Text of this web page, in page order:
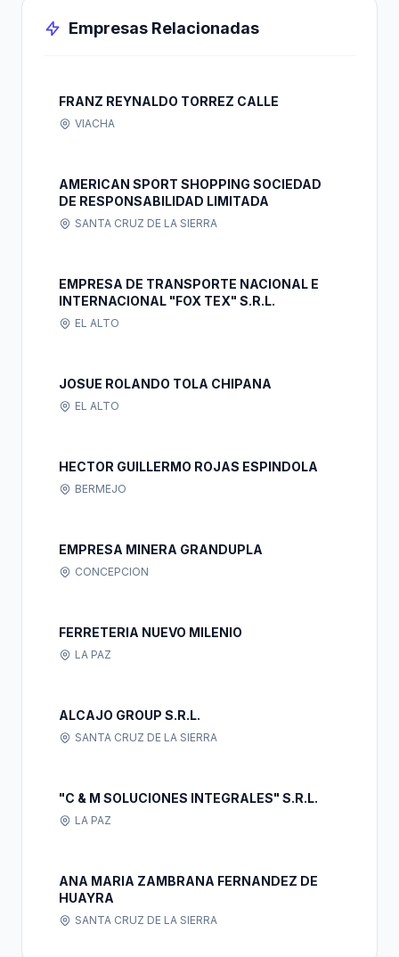
Empresas Relacionadas
FRANZ REYNALDO TORREZ CALLE
VIACHA
AMERICAN SPORT SHOPPING SOCIEDAD
DE RESPONSABILIDAD LIMITADA
SANTA CRUZ DE LA SIERRA
EMPRESA DE TRANSPORTE NACIONAL E
INTERNACIONAL "FOX TEX" S.R.L.
EL ALTO
JOSUE ROLANDO TOLA CHIPANA
EL ALTO
HECTOR GUILLERMO ROJAS ESPINDOLA
BERMEJO
EMPRESA MINERA GRANDUPLA
CONCEPCION
FERRETERIA NUEVO MILENIO
LA PAZ
ALCAJO GROUP S.R.L.
SANTA CRUZ DE LA SIERRA
"C & M SOLUCIONES INTEGRALES" S.R.L.
LA PAZ
ANA MARIA ZAMBRANA FERNANDEZ DE
HUAYRA
SANTA CRUZ DE LA SIERRA